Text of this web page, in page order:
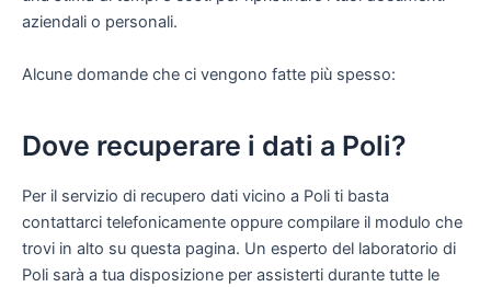
aziendali o personali.
Alcune domande che ci vengono fatte più spesso:
Dove recuperare i dati a Poli?
Per il servizio di recupero dati vicino a Poli ti basta
contattarci telefonicamente oppure compilare il modulo che
trovi in alto su questa pagina. Un esperto del laboratorio di
Poli sarà a tua disposizione per assisterti durante tutte le